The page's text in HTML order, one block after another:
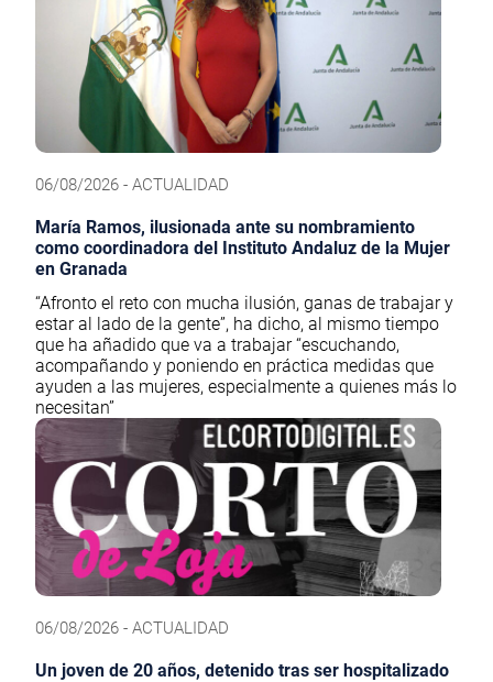
06/08/2026 - ACTUALIDAD
María Ramos, ilusionada ante su nombramiento
como coordinadora del Instituto Andaluz de la Mujer
en Granada
“Afronto el reto con mucha ilusión, ganas de trabajar y
estar al lado de la gente”, ha dicho, al mismo tiempo
que ha añadido que va a trabajar “escuchando,
acompañando y poniendo en práctica medidas que
ayuden a las mujeres, especialmente a quienes más lo
necesitan”
06/08/2026 - ACTUALIDAD
Un joven de 20 años, detenido tras ser hospitalizado